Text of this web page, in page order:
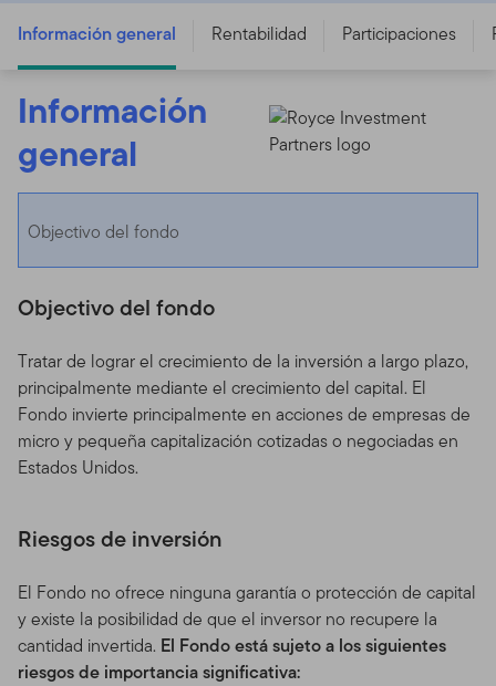
Información general Rentabilidad Participaciones
Información
general
Objectivo del fondo
Objectivo del fondo
Tratar de lograr el crecimiento de la inversión a largo plazo,
principalmente mediante el crecimiento del capital. El
Fondo invierte principalmente en acciones de empresas de
micro y pequeña capitalización cotizadas o negociadas en
Estados Unidos.
Riesgos de inversión
El Fondo no ofrece ninguna garantía o protección de capital
y existe la posibilidad de que el inversor no recupere la
cantidad invertida. El Fondo está sujeto a los siguientes
riesgos de importancia significativa: